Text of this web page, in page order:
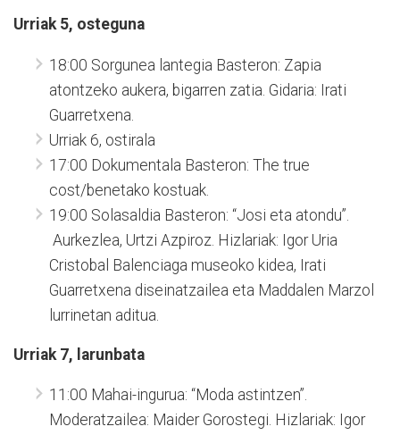
Urriak 5, osteguna
18:00 Sorgunea lantegia Basteron: Zapia
atontzeko aukera, bigarren zatia. Gidaria: Irati
Guarretxena.
Urriak 6, ostirala
17:00 Dokumentala Basteron: The true
cost/benetako kostuak.
19:00 Solasaldia Basteron: “Josi eta atondu”.
Aurkezlea, Urtzi Azpiroz. Hizlariak: Igor Uria
Cristobal Balenciaga museoko kidea, Irati
Guarretxena diseinatzailea eta Maddalen Marzol
lurrinetan aditua.
Urriak 7, larunbata
11:00 Mahai-ingurua: “Moda astintzen”.
Moderatzailea: Maider Gorostegi. Hizlariak: Igor